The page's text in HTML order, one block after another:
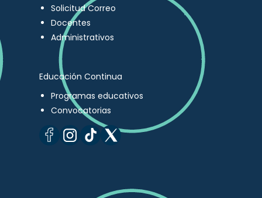
Solicitud Correo
Docentes
Administrativos
Educación Continua
Programas educativos
Convocatorias